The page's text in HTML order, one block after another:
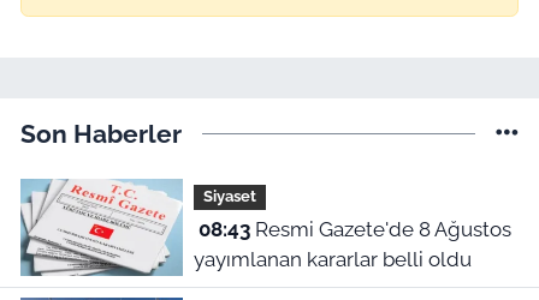
Son Haberler
Siyaset
08:43Resmi Gazete'de 8 Ağustos
yayımlanan kararlar belli oldu